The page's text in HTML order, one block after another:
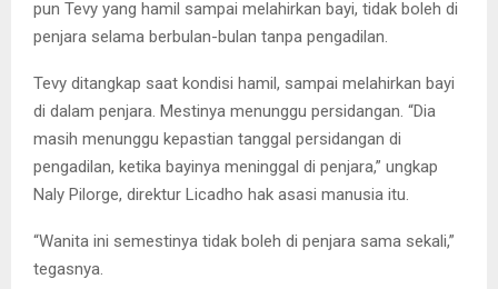
pun Tevy yang hamil sampai melahirkan bayi, tidak boleh di
penjara selama berbulan-bulan tanpa pengadilan.
Tevy ditangkap saat kondisi hamil, sampai melahirkan bayi
di dalam penjara. Mestinya menunggu persidangan. “Dia
masih menunggu kepastian tanggal persidangan di
pengadilan, ketika bayinya meninggal di penjara,” ungkap
Naly Pilorge, direktur Licadho hak asasi manusia itu.
“Wanita ini semestinya tidak boleh di penjara sama sekali,”
tegasnya.